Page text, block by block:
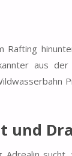
Rafting
aus
und